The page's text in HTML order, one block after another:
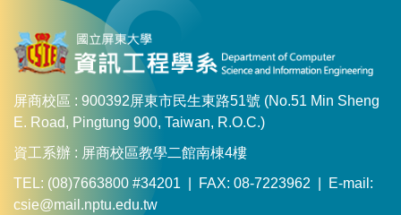
屏商校區 : 900392屏東市民生東路51號 (No.51 Min Sheng
E. Road, Pingtung 900, Taiwan, R.O.C.)
資工系辦 : 屏商校區教學二館南棟4樓
TEL: (08)7663800 #34201 | FAX: 08-7223962 | E-mail:
csie@mail.nptu.edu.tw